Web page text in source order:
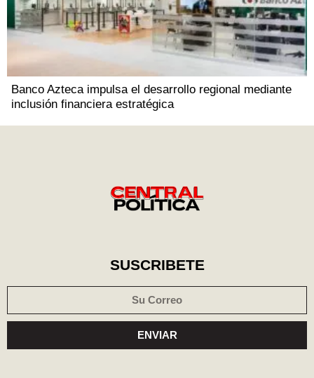
Banco Azteca impulsa el desarrollo regional mediante
inclusión financiera estratégica
SUSCRIBETE
ENVIAR